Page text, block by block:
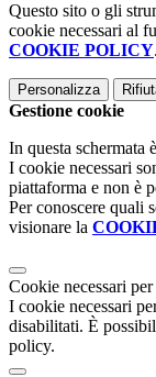
Questo sito o gli
cookie necessari al
COOKIE POLICY.
Personalizza
Gestione cookie
In questa schermata
I cookie necessari
piattaforma e non è
Per conoscere quali
visionare la
Cookie necessari
I cookie necessari
disabilitati. È
policy.